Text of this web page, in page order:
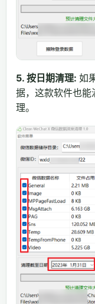
5. 按日期清理: 如
据，这款软件也
理。